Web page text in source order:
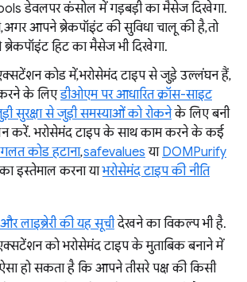
डेवलपर कंसोल में गड़बड़ी का मैसेज दिखेगा.
अगर आपने ब्रेकपॉइंट की सुविधा चालू की है, तो
हिट का मैसेज भी दिखेगा.
कोड में, भरोसेमंद टाइप से जुड़े उल्लंघन हैं,
के लिएडीओएम पर आधारित क्रॉस-साइट
सुरक्षा से जुड़ी समस्याओं को रोकनेके लिए बनी
करें. भरोसेमंद टाइप के साथ काम करने के कई
गलत कोड हटाना,safevalues या DOMPurify
का इस्तेमाल करना याभरोसेमंद टाइप की नीति
लाइब्रेरी की यह सूचीदेखने का विकल्प भी है.
को भरोसेमंद टाइप के मुताबिक बनाने में
हो सकता है कि आपने तीसरे पक्ष की किसी